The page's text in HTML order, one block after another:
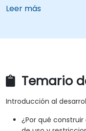
Leer más
Temario
Introducción al
¿Por qué